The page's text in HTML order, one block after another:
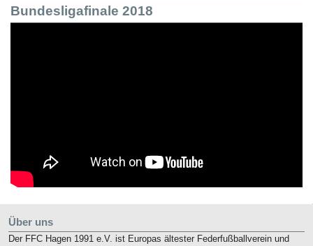
Bundesligafinale 2018
Über uns
Der FFC Hagen 1991 e.V. ist Europas ältester Federfußballverein und